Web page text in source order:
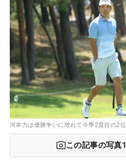
河本力は優勝争いに敗れて今季2度目の2位
この記事の写真